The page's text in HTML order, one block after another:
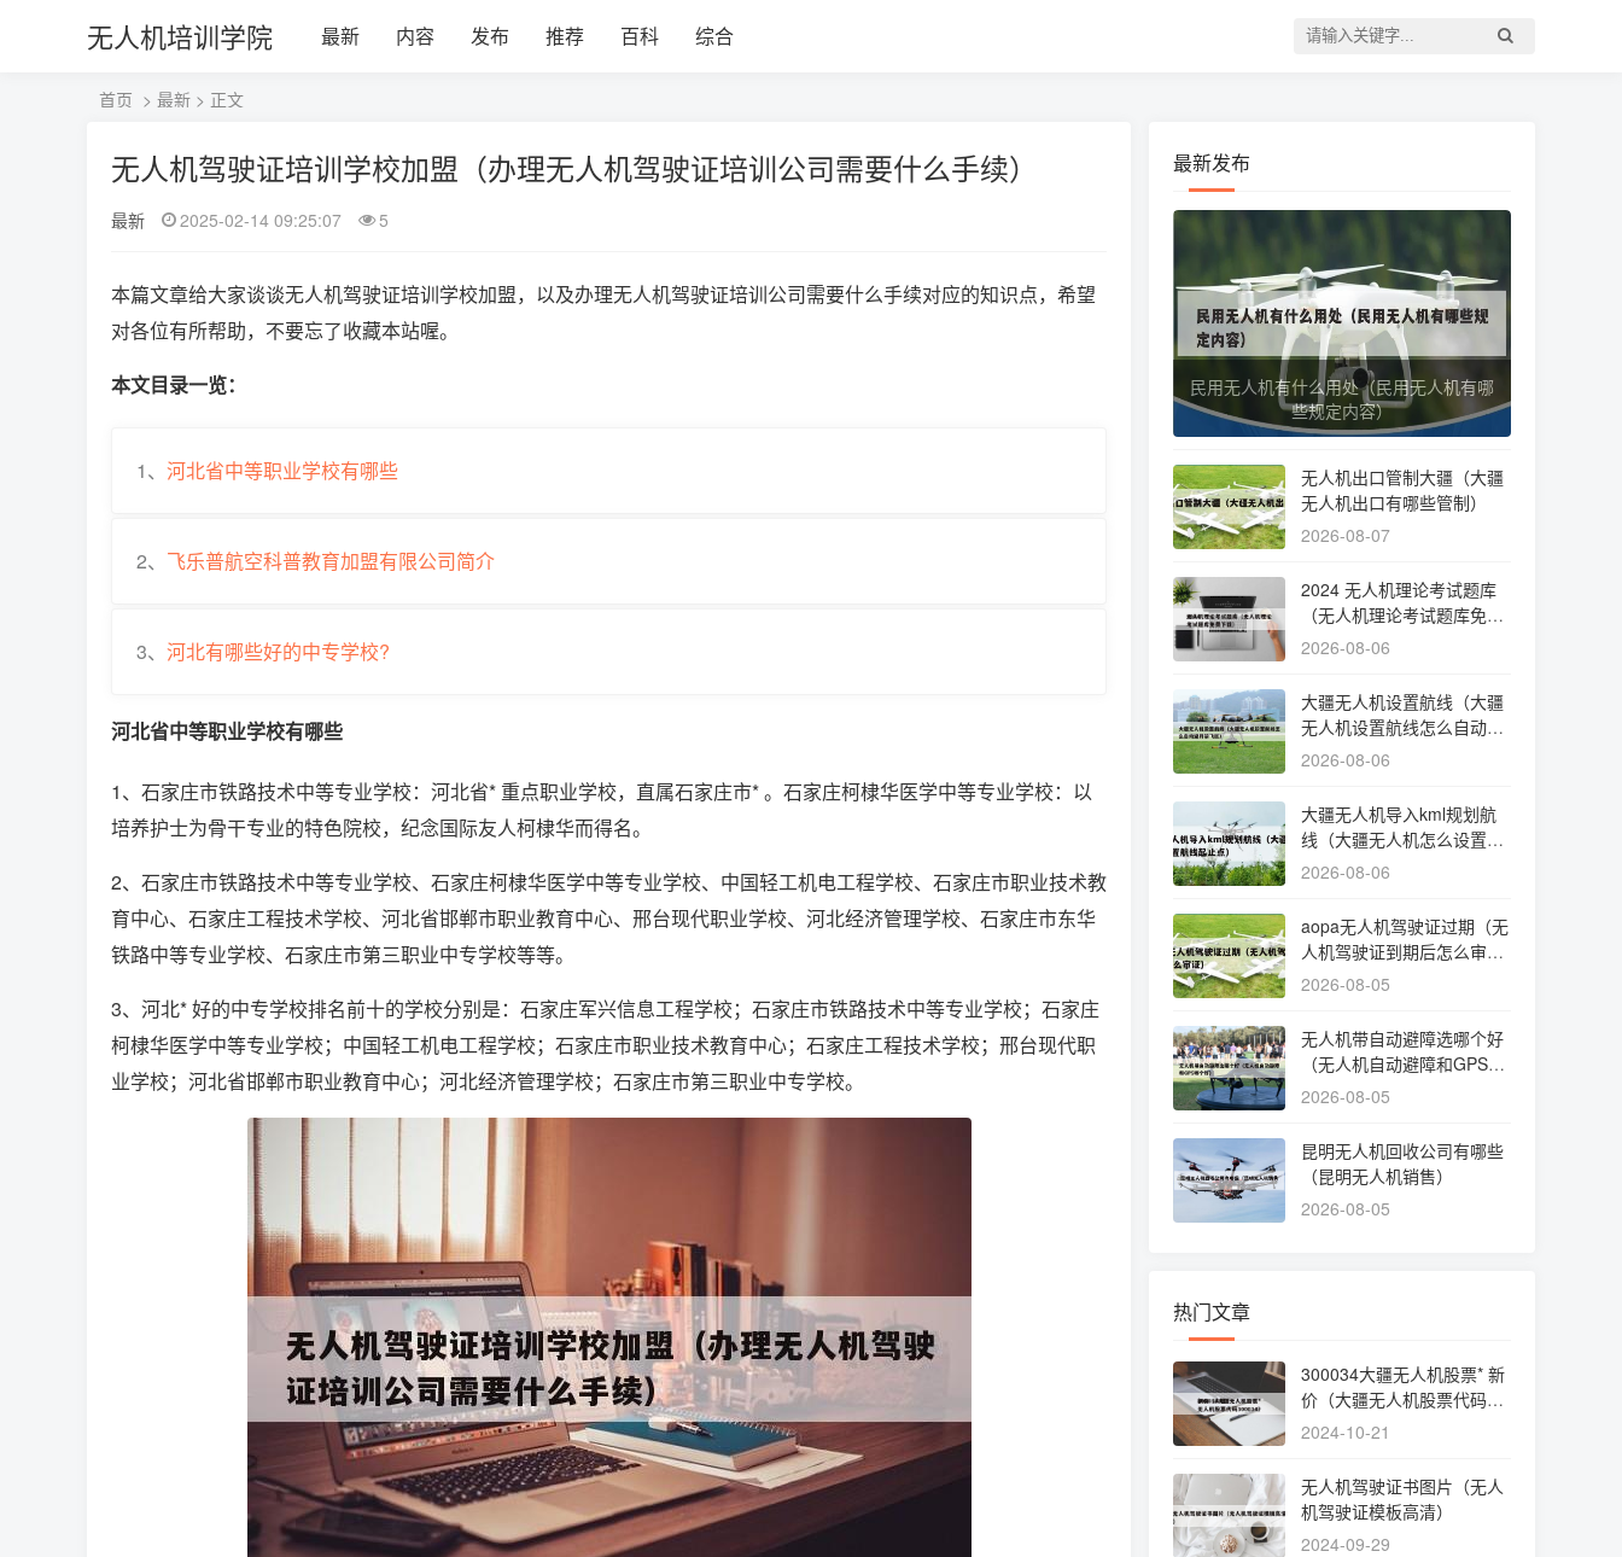
无人机培训学院 最新 内容 发布 推荐 百科 综合
首页 > 最新 > 正文
无人机驾驶证培训学校加盟（办理无人机驾驶证培训公司需要什么手续）
最新 2025-02-14 09:25:07 5
本篇文章给大家谈谈无人机驾驶证培训学校加盟，以及办理无人机驾驶证培训公司需要什么手续对应的知识点，希望
对各位有所帮助，不要忘了收藏本站喔。
本文目录一览：
1、 河北省中等职业学校有哪些
2、 飞乐普航空科普教育加盟有限公司简介
3、 河北有哪些好的中专学校?
河北省中等职业学校有哪些
1、石家庄市铁路技术中等专业学校：河北省* 重点职业学校，直属石家庄市* 。石家庄柯棣华医学中等专业学校：以
培养护士为骨干专业的特色院校，纪念国际友人柯棣华而得名。
2、石家庄市铁路技术中等专业学校、石家庄柯棣华医学中等专业学校、中国轻工机电工程学校、石家庄市职业技术教
育中心、石家庄工程技术学校、河北省邯郸市职业教育中心、邢台现代职业学校、河北经济管理学校、石家庄市东华
铁路中等专业学校、石家庄市第三职业中专学校等等。
3、河北* 好的中专学校排名前十的学校分别是：石家庄军兴信息工程学校；石家庄市铁路技术中等专业学校；石家庄
柯棣华医学中等专业学校；中国轻工机电工程学校；石家庄市职业技术教育中心；石家庄工程技术学校；邢台现代职
业学校；河北省邯郸市职业教育中心；河北经济管理学校；石家庄市第三职业中专学校。
最新发布
民用无人机有什么用处（民用无人机有哪
些规定内容）
无人机出口管制大疆（大疆
无人机出口有哪些管制）
2026-08-07
2024 无人机理论考试题库
（无人机理论考试题库免费
下载）
2026-08-06
大疆无人机设置航线（大疆
无人机设置航线怎么自动避
开禁飞区）
2026-08-06
大疆无人机导入kml规划航
线（大疆无人机怎么设置航
线起止点）
2026-08-06
aopa无人机驾驶证过期（无
人机驾驶证到期后怎么审
证）
2026-08-05
无人机带自动避障选哪个好
（无人机自动避障和GPS哪
个好）
2026-08-05
昆明无人机回收公司有哪些
（昆明无人机销售）
2026-08-05
热门文章
300034大疆无人机股票* 新
价（大疆无人机股票代码30
0034）
2024-10-21
无人机驾驶证书图片（无人
机驾驶证模板高清）
2024-09-29